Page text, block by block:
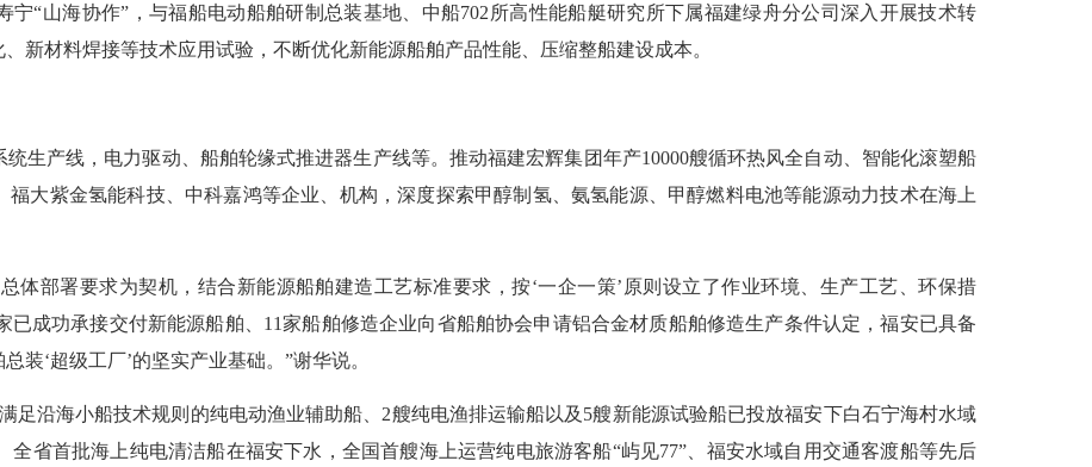
“山海协作”，与福船电动船舶研制总装基地、中船702所高性能船艇研究所下属福建绿舟分公司深入开展技术转
新材料焊接等技术应用试验，不断优化新能源船舶产品性能、压缩整船建设成本。
生产线，电力驱动、船舶轮缘式推进器生产线等。推动福建宏辉集团年产10000艘循环热风全自动、智能化滚塑船
大紫金氢能科技、中科嘉鸿等企业、机构，深度探索甲醇制氢、氨氢能源、甲醇燃料电池等能源动力技术在海上
部署要求为契机，结合新能源船舶建造工艺标准要求，按‘一企一策’原则设立了作业环境、生产工艺、环保措
已成功承接交付新能源船舶、11家船舶修造企业向省船舶协会申请铝合金材质船舶修造生产条件认定，福安已具备
装‘超级工厂’的坚实产业基础。”谢华说。
沿海小船技术规则的纯电动渔业辅助船、2艘纯电渔排运输船以及5艘新能源试验船已投放福安下白石宁海村水域
全省首批海上纯电清洁船在福安下水，全国首艘海上运营纯电旅游客船“屿见77”、福安水域自用交通客渡船等先后